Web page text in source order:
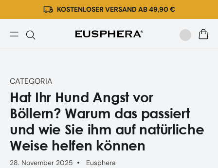
zum
Inhalt
KOSTENLOSER VERSAND AB 49,90 €
Feuerwerk:
natürliche
Mittel
|
Eusphera
CATEGORIA
Hat Ihr Hund Angst vor
Böllern? Warum das passiert
und wie Sie ihm auf natürliche
Weise helfen können
28. November 2025 Eusphera